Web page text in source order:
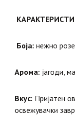
Боја: нежно
Арома: јагоди,
Вкус: Пријатен
освежувачки